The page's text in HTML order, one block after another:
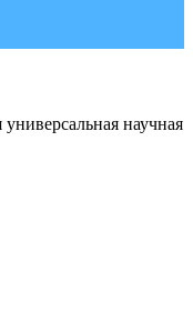
научная